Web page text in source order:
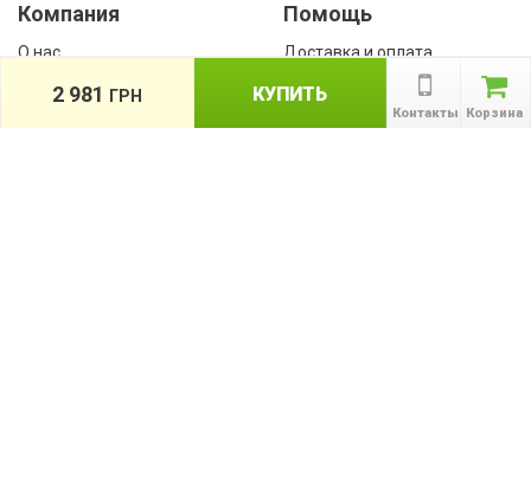
Компания
О нас
Помощь
Доставка и оплата
Корзина
Контакты
КУПИТЬ
2 981 ГРН